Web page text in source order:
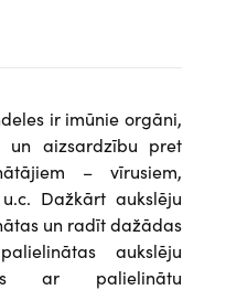
ir imūnie orgāni,
un aizsardzību pret
– vīrusiem,
Dažkārt aukslēju
un radīt dažādas
aukslēju
ar palielinātu